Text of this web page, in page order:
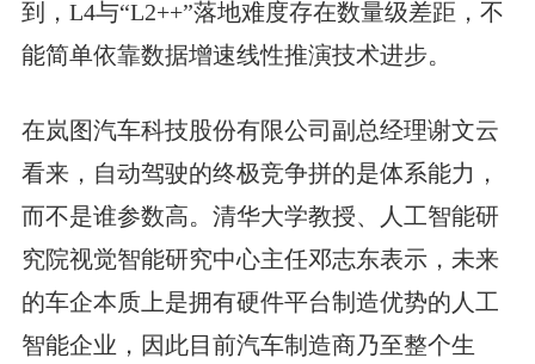
到，L4与“L2++”落地难度存在数量级差距，不
能简单依靠数据增速线性推演技术进步。
在岚图汽车科技股份有限公司副总经理谢文云
看来，自动驾驶的终极竞争拼的是体系能力，
而不是谁参数高。清华大学教授、人工智能研
究院视觉智能研究中心主任邓志东表示，未来
的车企本质上是拥有硬件平台制造优势的人工
智能企业，因此目前汽车制造商乃至整个生